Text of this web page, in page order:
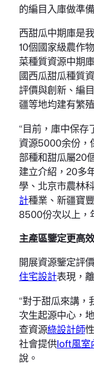
的編目入庫做準
西甜瓜中期庫是我
10個國家級農作
菜種質資源中期
國西瓜甜瓜種質
評價與創新、編
疆等地均建有繁
“目前，庫中保
資源5000余份，
部種和甜瓜屬20
建立介紹，20多
學、北京市農林科
計種業、新疆寶
8500份次以上，
主產區鑒定更高
開展資源鑒定評
住宅設計表現，
“對于甜瓜來講，
次生起源中心，
查資源綠設計師
社會提供loft風室
說。